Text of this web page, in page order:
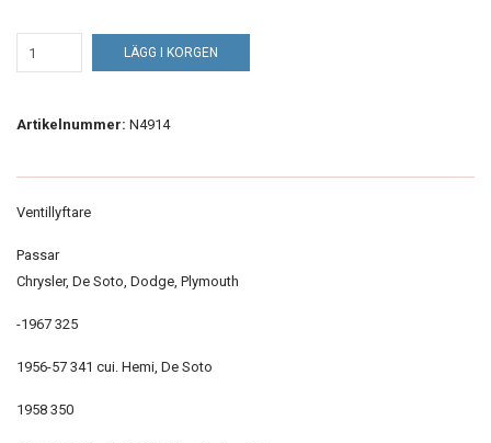
LÄGG I KORGEN
Artikelnummer: N4914
Ventillyftare
Passar
Chrysler, De Soto, Dodge, Plymouth
-1967 325
1956-57 341 cui. Hemi, De Soto
1958 350